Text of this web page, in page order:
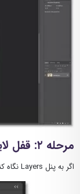
مرحله ۲: قفل لایه Background را باز کنید
اگر به پنل Layers نگاه کنید، می توانید تصویر را در لایه Background ببینید: